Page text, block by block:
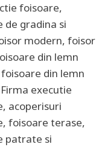
foisoare,
de gradina si
modern, foisor
din lemn
din lemn
executie
acoperisuri
foisoare terase,
patrate si